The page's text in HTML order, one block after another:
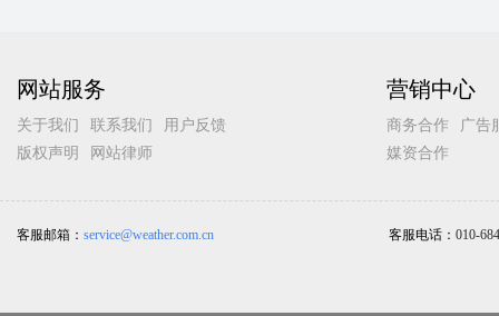
网站服务
关于我们 联系我们
用户反馈
版权声明
网站律师
营销中心
商务合作
广告
媒资合作
客服邮箱： service@weather.com.cn 客服电话： 010-